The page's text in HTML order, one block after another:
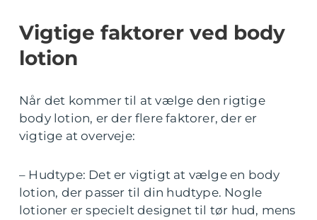
Vigtige faktorer ved body
lotion
Når det kommer til at vælge den rigtige
body lotion, er der flere faktorer, der er
vigtige at overveje:
– Hudtype: Det er vigtigt at vælge en body
lotion, der passer til din hudtype. Nogle
lotioner er specielt designet til tør hud, mens